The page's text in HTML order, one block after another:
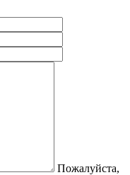
Пожалуйста,